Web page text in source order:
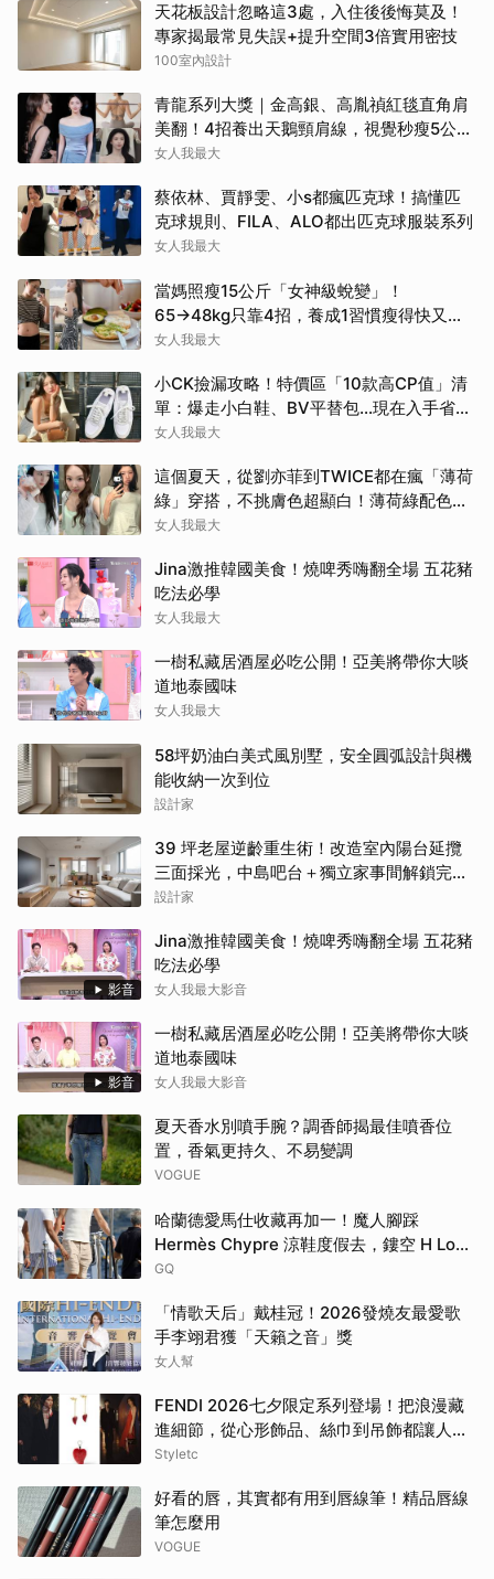
天花板設計忽略這3處，入住後後悔莫及！
專家揭最常見失誤+提升空間3倍實用密技
100室內設計
青龍系列大獎｜金高銀、高胤禎紅毯直角肩
美翻！4招養出天鵝頸肩線，視覺秒瘦5公
斤！
女人我最大
蔡依林、賈靜雯、小s都瘋匹克球！搞懂匹
克球規則、FILA、ALO都出匹克球服裝系列
女人我最大
當媽照瘦15公斤「女神級蛻變」！
65→48kg只靠4招，養成1習慣瘦得快又不
復胖
女人我最大
小CK撿漏攻略！特價區「10款高CP值」清
單：爆走小白鞋、BV平替包…現在入手省一
筆
女人我最大
這個夏天，從劉亦菲到TWICE都在瘋「薄荷
綠」穿搭，不挑膚色超顯白！薄荷綠配色公
開
女人我最大
Jina激推韓國美食！燒啤秀嗨翻全場 五花豬
吃法必學
女人我最大
一樹私藏居酒屋必吃公開！亞美將帶你大啖
道地泰國味
女人我最大
58坪奶油白美式風別墅，安全圓弧設計與機
能收納一次到位
設計家
39 坪老屋逆齡重生術！改造室內陽台延攬
三面採光，中島吧台＋獨立家事間解鎖完美
家務路徑
設計家
影音
Jina激推韓國美食！燒啤秀嗨翻全場 五花豬
吃法必學
女人我最大影音
影音
一樹私藏居酒屋必吃公開！亞美將帶你大啖
道地泰國味
女人我最大影音
夏天香水別噴手腕？調香師揭最佳噴香位
置，香氣更持久、不易變調
VOGUE
哈蘭德愛馬仕收藏再加一！魔人腳踩
Hermès Chypre 涼鞋度假去，鏤空 H Logo
大展慵懶高級感！
GQ
「情歌天后」戴桂冠！2026發燒友最愛歌
手李翊君獲「天籟之音」獎
女人幫
FENDI 2026七夕限定系列登場！把浪漫藏
進細節，從心形飾品、絲巾到吊飾都讓人一
眼心動
Styletc
好看的唇，其實都有用到唇線筆！精品唇線
筆怎麼用
VOGUE